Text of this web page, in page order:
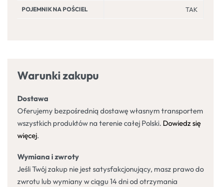
POJEMNIK NA POŚCIEL TAK
Warunki zakupu
Dostawa
Oferujemy bezpośrednią dostawę własnym transportem
wszystkich produktów na terenie całej Polski. Dowiedz się
więcej.
Wymiana i zwroty
Jeśli Twój zakup nie jest satysfakcjonujący, masz prawo do
zwrotu lub wymiany w ciągu 14 dni od otrzymania